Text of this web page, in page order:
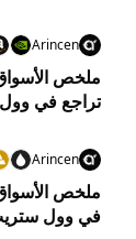
Arincen
تراجع في
Arincen
في وول